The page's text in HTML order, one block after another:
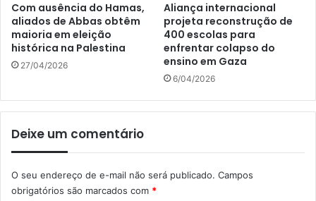
Com ausência do Hamas,
aliados de Abbas obtêm
maioria em eleição
histórica na Palestina
27/04/2026
Aliança internacional
projeta reconstrução de
400 escolas para
enfrentar colapso do
ensino em Gaza
6/04/2026
Deixe um comentário
O seu endereço de e-mail não será publicado. Campos
obrigatórios são marcados com *